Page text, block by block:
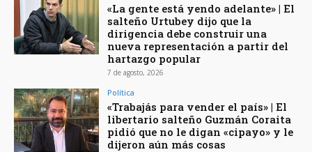
«La gente está yendo adelante» | El
salteño Urtubey dijo que la
dirigencia debe construir una
nueva representación a partir del
hartazgo popular
7 de agosto, 2026
Política
«Trabajás para vender el país» | El
libertario salteño Guzmán Coraita
pidió que no le digan «cipayo» y le
dijeron aún más cosas